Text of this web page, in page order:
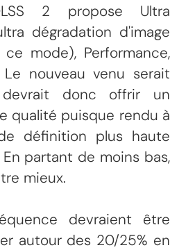
2 propose Ultra
dégradation d'image
mode), Performance,
nouveau venu serait
donc offrir un
qualité puisque rendu à
définition plus haute
partant de moins bas,
mieux.
devraient être
autour des 20/25% en